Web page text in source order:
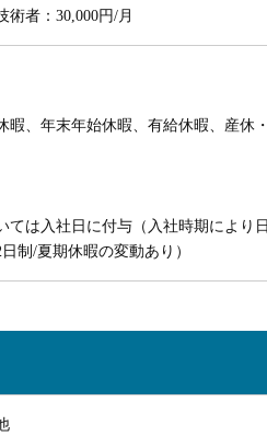
術者：30,000円/月
暇、年末年始休暇、有給休暇、産休
ては入社日に付与（入社時期により
制/夏期休暇の変動あり）